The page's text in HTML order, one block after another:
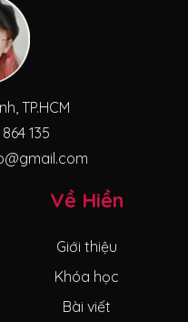
TP.HCM
135
Về Hiền
Giới thiệu
Khóa học
Bài viết